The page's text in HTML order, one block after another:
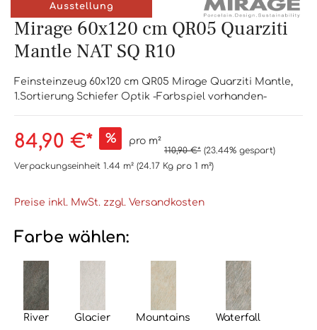
Ausstellung
Mirage 60x120 cm QR05 Quarziti
Mantle NAT SQ R10
Feinsteinzeug 60x120 cm QR05 Mirage Quarziti Mantle,
1.Sortierung Schiefer Optik -Farbspiel vorhanden-
84,90 €* % pro m²
110,90 €* (23.44% gespart)
Verpackungseinheit 1.44 m² (24.17 Kg pro 1 m²)
Preise inkl. MwSt. zzgl. Versandkosten
Farbe wählen:
River Glacier Mountains Waterfall